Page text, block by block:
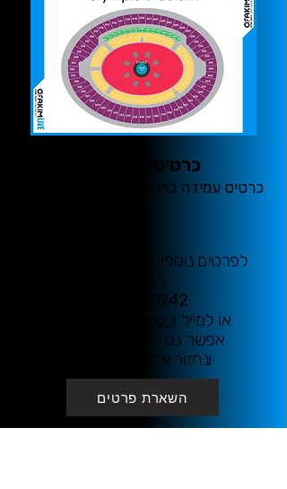
כרטיסים בלבד:
​כרטיס עמידה ברחבה במחיר של 690 €
לפרטים נוספים והזמנות התקשרו
לטלפון
03-7610742
או למייל live@ofakim.co.il
אפשר גם להשאיר פרטים
ונחזור אליכם בהקדם
השארת פרטים